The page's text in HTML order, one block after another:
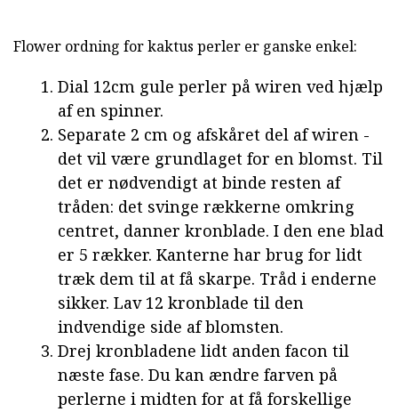
Flower ordning for kaktus perler er ganske enkel:
Dial 12cm gule perler på wiren ved hjælp
af en spinner.
Separate 2 cm og afskåret del af wiren -
det vil være grundlaget for en blomst. Til
det er nødvendigt at binde resten af
tråden: det svinge rækkerne omkring
centret, danner kronblade. I den ene blad
er 5 rækker. Kanterne har brug for lidt
træk dem til at få skarpe. Tråd i enderne
sikker. Lav 12 kronblade til den
indvendige side af blomsten.
Drej kronbladene lidt anden facon til
næste fase. Du kan ændre farven på
perlerne i midten for at få forskellige